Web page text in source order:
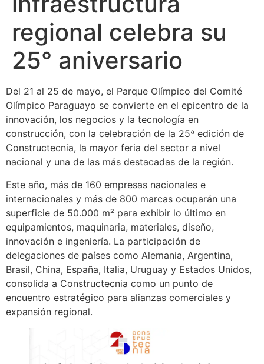
regional celebra su
25° aniversario
Del 21 al 25 de mayo, el Parque Olímpico del Comité
Olímpico Paraguayo se convierte en el epicentro de la
innovación, los negocios y la tecnología en
construcción, con la celebración de la 25ª edición de
Constructecnia, la mayor feria del sector a nivel
nacional y una de las más destacadas de la región.
Este año, más de 160 empresas nacionales e
internacionales y más de 800 marcas ocuparán una
superficie de 50.000 m² para exhibir lo último en
equipamientos, maquinaria, materiales, diseño,
innovación e ingeniería. La participación de
delegaciones de países como Alemania, Argentina,
Brasil, China, España, Italia, Uruguay y Estados Unidos,
consolida a Constructecnia como un punto de
encuentro estratégico para alianzas comerciales y
expansión regional.